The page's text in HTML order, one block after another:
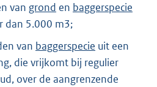
van grond en baggerspecie
dan 5.000 m3;
van baggerspecie uit een
die vrijkomt bij regulier
over de aangrenzende